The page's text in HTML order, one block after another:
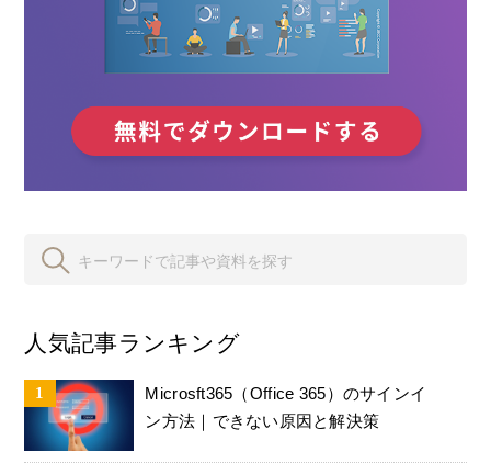
人気記事ランキング
Microsft365（Office 365）のサインイ
ン方法｜できない原因と解決策